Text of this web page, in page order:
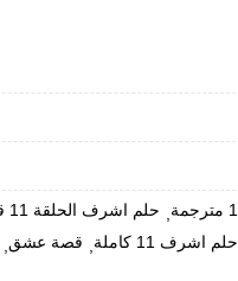
حلم اشرف الحلقة 11 قصة عشق
حلم اشرف 11 كاملة قصة عشق